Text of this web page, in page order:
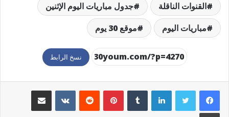
القنوات الناقلة
جدول مباريات اليوم الإثنين
مباريات اليوم
موقع 30 يوم
نسخ الرابط
لينكدإن بينتيريست مشاركة عبر البريد
طباعة